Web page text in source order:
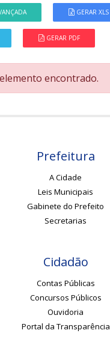
GERAR XLS
GERAR PDF
encontrado.
Prefeitura
A Cidade
Leis Municipais
Gabinete do Prefeito
Secretarias
Cidadão
Contas Públicas
Concursos Públicos
Ouvidoria
Portal da Transparência